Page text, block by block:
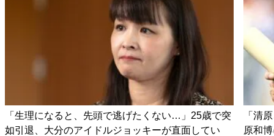
「生理になると、先頭で逃げたくない…」25歳で突
如引退、大分のアイドルジョッキーが直面してい
「清
原和